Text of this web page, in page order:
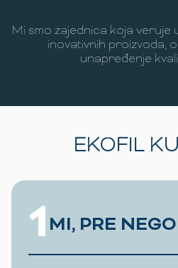
Mi smo zajednica koja veruje
inovativnih proizvoda,
unapređenje
EKOFIL
1 MI, PRE